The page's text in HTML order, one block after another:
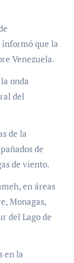
que la
Venezuela.
onda
del
de la
de
de viento.
en áreas
Monagas,
del Lago de
en la